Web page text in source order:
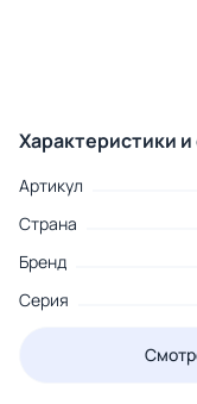
Характеристики
Артикул
Страна
Бренд
Серия